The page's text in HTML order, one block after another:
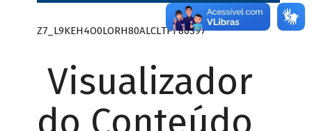
Z7_L9KEH4O0LORH80ALCLTPF80S97
Visualizador
do Conteúdo